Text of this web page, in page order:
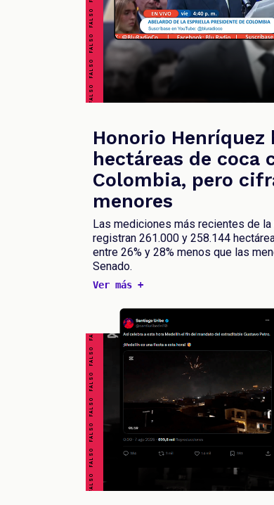
Honorio Henríquez
hectáreas de coca
Colombia, pero
menores
Las mediciones más recientes de la
registran 261.000 y 258.144
entre 26% y 28% menos que las
Senado.
Ver más +
FALSO FALSO FALSO FALSO FALSO FALSO FALSO